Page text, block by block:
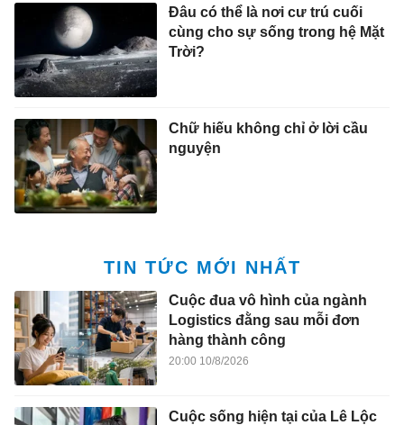
Đâu có thể là nơi cư trú cuối
cùng cho sự sống trong hệ Mặt
Trời?
Chữ hiếu không chỉ ở lời cầu
nguyện
TIN TỨC MỚI NHẤT
Cuộc đua vô hình của ngành
Logistics đằng sau mỗi đơn
hàng thành công
20:00 10/8/2026
Cuộc sống hiện tại của Lê Lộc